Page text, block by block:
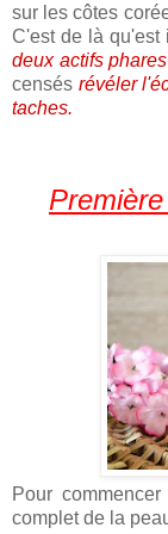
sur les côtes
C'est de là qu'est
deux actifs
censés révéler
taches.
Pour
complet de la